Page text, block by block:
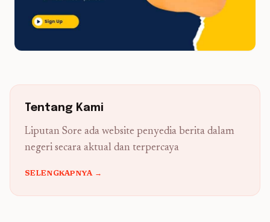
Tentang Kami
Liputan Sore ada website penyedia berita dalam
negeri secara aktual dan terpercaya
SELENGKAPNYA →